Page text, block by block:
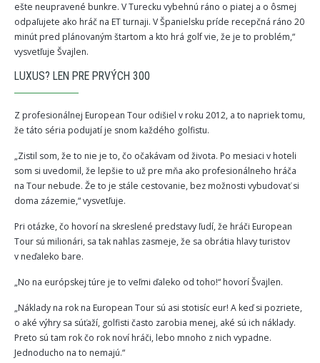
ešte neupravené bunkre. V Turecku vybehnú ráno o piatej a o ôsmej
odpaľujete ako hráč na ET turnaji. V Španielsku príde recepčná ráno 20
minút pred plánovaným štartom a kto hrá golf vie, že je to problém,“
vysvetľuje Švajlen.
LUXUS? LEN PRE PRVÝCH 300
Z profesionálnej European Tour odišiel v roku 2012, a to napriek tomu,
že táto séria podujatí je snom každého golfistu.
„Zistil som, že to nie je to, čo očakávam od života. Po mesiaci v hoteli
som si uvedomil, že lepšie to už pre mňa ako profesionálneho hráča
na Tour nebude. Že to je stále cestovanie, bez možnosti vybudovať si
doma zázemie,“ vysvetľuje.
Pri otázke, čo hovorí na skreslené predstavy ľudí, že hráči European
Tour sú milionári, sa tak nahlas zasmeje, že sa obrátia hlavy turistov
v neďaleko bare.
„No na európskej túre je to veľmi ďaleko od toho!“ hovorí Švajlen.
„Náklady na rok na European Tour sú asi stotisíc eur! A keď si pozriete,
o aké výhry sa súťaží, golfisti často zarobia menej, aké sú ich náklady.
Preto sú tam rok čo rok noví hráči, lebo mnoho z nich vypadne.
Jednoducho na to nemajú.“